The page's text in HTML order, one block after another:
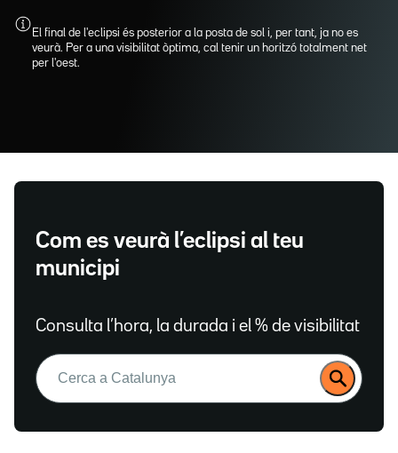
El final de l'eclipsi és posterior a la posta de sol i, per tant, ja no es
veurà. Per a una visibilitat òptima, cal tenir un horitzó totalment net
per l'oest.
Com es veurà l’eclipsi al teu
municipi
Consulta l’hora, la durada i el % de visibilitat
Buscar: